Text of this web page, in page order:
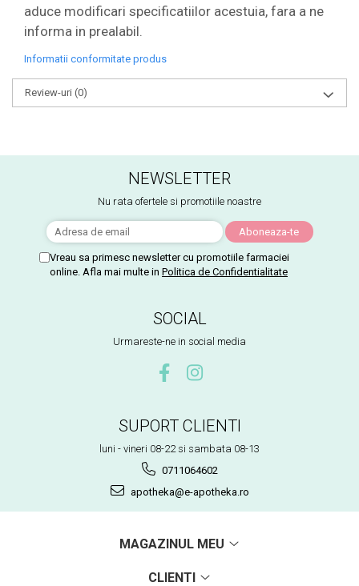
aduce modificari specificatiilor acestuia, fara a ne
informa in prealabil.
Informatii conformitate produs
Review-uri (0)
NEWSLETTER
Nu rata ofertele si promotiile noastre
Vreau sa primesc newsletter cu promotiile farmaciei
online. Afla mai multe in Politica de Confidentialitate
SOCIAL
Urmareste-ne in social media
SUPORT CLIENTI
luni - vineri 08-22 si sambata 08-13
0711064602
apotheka@e-apotheka.ro
MAGAZINUL MEU
CLIENTI